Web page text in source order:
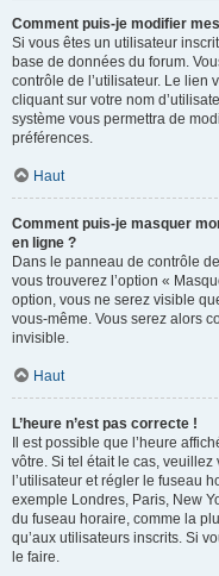
Comment puis-je modifier
Si vous êtes un utilisateur
base de données du forum.
contrôle de l’utilisateur. Le lien
cliquant sur votre nom
système vous permettra de
préférences.
Haut
Comment puis-je masquer
en ligne ?
Dans le panneau de contrôle
vous trouverez l’option «
option, vous ne serez visible
vous-même. Vous serez alors
invisible.
Haut
L’heure n’est pas correcte !
Il est possible que l’heure
vôtre. Si tel était le cas,
l’utilisateur et régler le fuseau
exemple Londres, Paris, New
du fuseau horaire, comme la
qu’aux utilisateurs inscrits. Si
le faire.